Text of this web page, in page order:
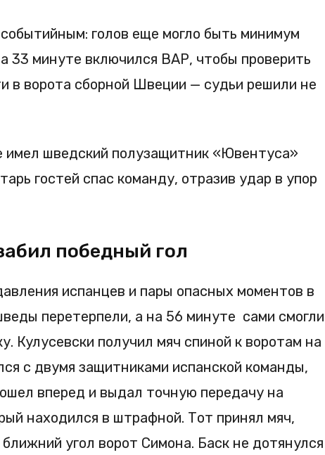
голов еще могло быть минимум
33 минуте включился ВАР, чтобы проверить
в ворота сборной Швеции — судьи решили не
шведский полузащитник «Ювентуса»
гостей спас команду, отразив удар в упор
победный гол
испанцев и пары опасных моментов в
перетерпели, а на 56 минуте сами смогли
Кулусевски получил мяч спиной к воротам на
с двумя защитниками испанской команды,
вперед и выдал точную передачу на
находился в штрафной. Тот принял мяч,
угол ворот Симона. Баск не дотянулся